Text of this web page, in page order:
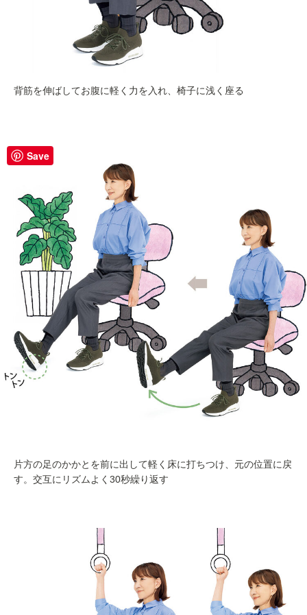
背筋を伸ばしてお腹に軽く力を入れ、椅子に浅く座る
片方の足のかかとを前に出して軽く床に打ちつけ、元の位置に戻
す。交互にリズムよく30秒繰り返す
Save